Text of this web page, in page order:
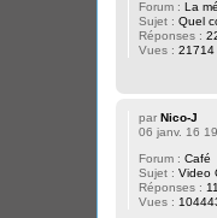
Forum : La
Sujet : Quel
Réponses :
Vues : 21714
par Nico-J
06 janv. 16
Forum : Café
Sujet : Video
Réponses :
Vues :